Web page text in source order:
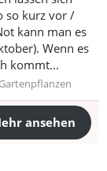
so kurz vor /
kann man es
Wenn es
kommt...
Gartenpflanzen
ansehen